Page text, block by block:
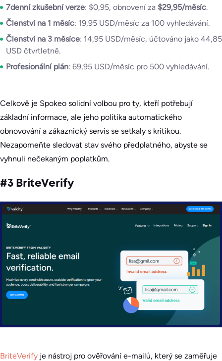
7denní zkušební verze: $0,95, obnovení za $29,95/měsíc.
Členství na 1 měsíc: 19,95 USD/měsíc za 100 vyhledávání.
Členství na 3 měsíce: 14,95 USD/měsíc, účtováno jako 44,85
USD čtvrtletně.
Profesionální plán: 69,95 USD/měsíc pro 500 vyhledávání.
Celkově je Spokeo solidní volbou pro ty, kteří potřebují
základní informace, ale jeho politika automatického
obnovování a zákaznický servis se setkaly s kritikou.
Nezapomeňte sledovat stav svého předplatného, abyste se
vyhnuli nečekaným poplatkům.
#3 BriteVerify
BriteVerify je nástroj pro ověřování e-mailů, který se zaměřuje